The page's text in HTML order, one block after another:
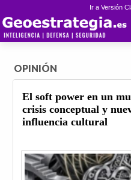
Ir a Versión
OPINIÓN
El soft power en un
crisis conceptual y
influencia cultural